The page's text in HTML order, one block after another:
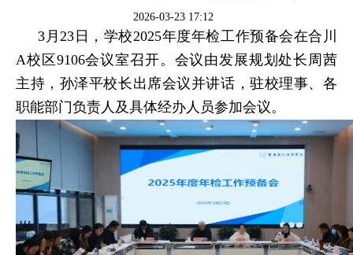
2026-03-23 17:12
3月23日，学校2025年度年检工作预备会在合川
A校区9106会议室召开。会议由发展规划处长周茜
主持，孙泽平校长出席会议并讲话，驻校理事、各
职能部门负责人及具体经办人员参加会议。